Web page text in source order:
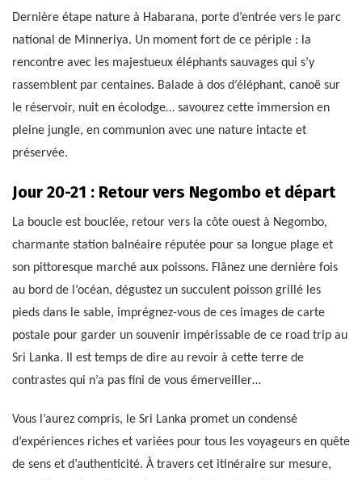
Dernière étape nature à Habarana, porte d’entrée vers le parc
national de Minneriya. Un moment fort de ce périple : la
rencontre avec les majestueux éléphants sauvages qui s’y
rassemblent par centaines. Balade à dos d’éléphant, canoë sur
le réservoir, nuit en écolodge… savourez cette immersion en
pleine jungle, en communion avec une nature intacte et
préservée.
Jour 20-21 : Retour vers Negombo et départ
La boucle est bouclée, retour vers la côte ouest à Negombo,
charmante station balnéaire réputée pour sa longue plage et
son pittoresque marché aux poissons. Flânez une dernière fois
au bord de l’océan, dégustez un succulent poisson grillé les
pieds dans le sable, imprégnez-vous de ces images de carte
postale pour garder un souvenir impérissable de ce road trip au
Sri Lanka. Il est temps de dire au revoir à cette terre de
contrastes qui n’a pas fini de vous émerveiller…
Vous l’aurez compris, le Sri Lanka promet un condensé
d’expériences riches et variées pour tous les voyageurs en quête
de sens et d’authenticité. À travers cet itinéraire sur mesure,